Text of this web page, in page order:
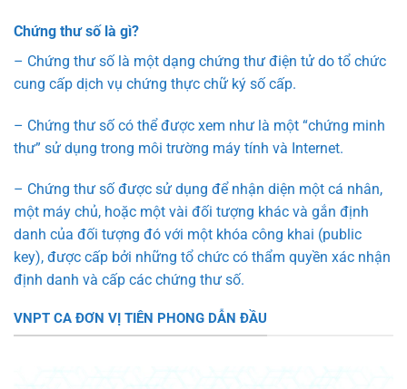
Chứng thư số là gì?
– Chứng thư số là một dạng chứng thư điện tử do tổ chức
cung cấp dịch vụ chứng thực chữ ký số cấp.
– Chứng thư số có thể được xem như là một “chứng minh
thư” sử dụng trong môi trường máy tính và Internet.
– Chứng thư số được sử dụng để nhận diện một cá nhân,
một máy chủ, hoặc một vài đối tượng khác và gắn định
danh của đối tượng đó với một khóa công khai (public
key), được cấp bởi những tổ chức có thẩm quyền xác nhận
định danh và cấp các chứng thư số.
VNPT CA ĐƠN VỊ TIÊN PHONG DẪN ĐẦU